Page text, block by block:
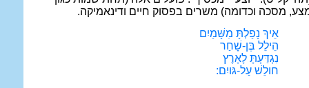
מסכה וכדומה) משרים בפסוק חיים ודינאמיקה.
אֵיךְ נָפַלְתָּ מִשָּׁמַיִם
הֵילֵל בֶּן-שָׁחַר
נִגְדַּעְתָּ לָאָרֶץ
חולֵשׁ עַל-גּויִם: